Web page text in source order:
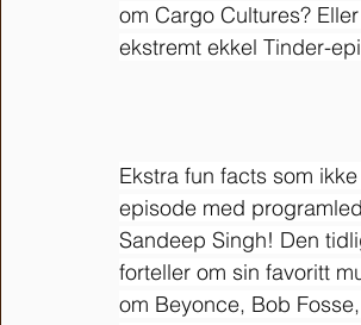
om Cargo Cultures?
ekstremt ekkel Tinder-
Ekstra fun facts som
episode med
Sandeep Singh! Den
forteller om sin favoritt
om Beyonce, Bob